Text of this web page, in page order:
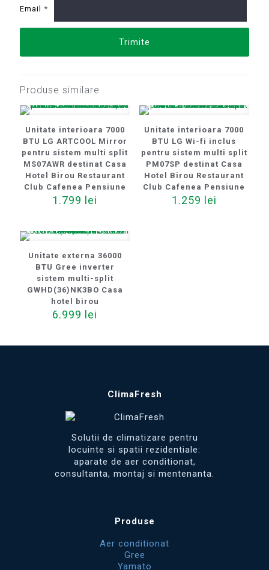
Email *
Produse similare
Unitate interioara 7000
BTU LG ARTCOOL Mirror
pentru sistem multi split
MS07AWR destinat Casa
Hotel Birou Restaurant
Club Cafenea Pensiune
1.799 lei
Unitate interioara 7000
BTU LG Wi-fi inclus
pentru sistem multi split
PM07SP destinat Casa
Hotel Birou Restaurant
Club Cafenea Pensiune
1.259 lei
Unitate externa 36000
BTU Gree inverter
sistem multi-split
GWHD(36)NK3BO Casa
hotel birou
6.999 lei
ClimaFresh
Solutii de climatizare pentru
locuinte si spatii rezidentiale:
aparate de aer conditionat,
consultanta, montaj si mentenanta.
Produse
Aer conditionat
Gree
Yamato